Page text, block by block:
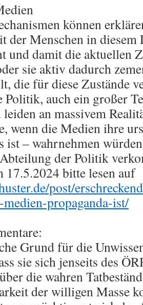
können
der Menschen in diesem
und damit die aktuellen
sie aktiv dadurch
die für diese Zustände
auch ein großer
an massivem
wenn die Medien ihre
ist – wahrnehmen
der Politik
bitte lesen auf
post/
propaganda-ist/
Grund für die
sie sich jenseits des
die wahren
der willigen Masse